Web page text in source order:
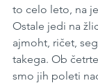
to celo leto, na
Ostale jedi na
ajmoht, ričet,
takega. Ob
smo jih poleti